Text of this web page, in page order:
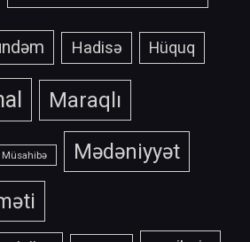
Hadisə Hüquq
Maraqlı
Müsahibə
Mədəniyyət